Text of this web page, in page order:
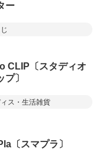
ー
CLIP〔スタディオ
プ〕
ス・生活雑貨
〔スマプラ〕